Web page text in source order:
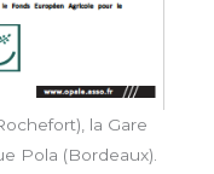
la Gare
Pola (Bordeaux).